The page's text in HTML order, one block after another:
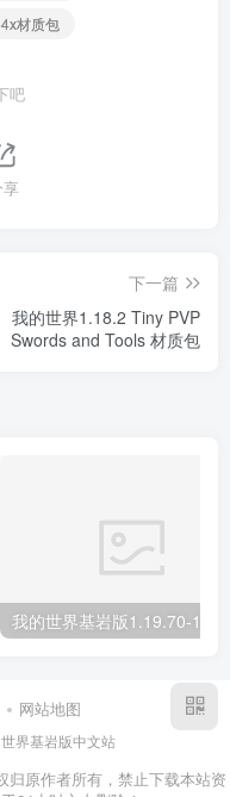
材质包
吧
享
下一篇
我的世界1.18.2 Tiny PVP
Swords and Tools 材质包
网站地图
界基岩版中文站
归原作者所有，禁止下载本站资